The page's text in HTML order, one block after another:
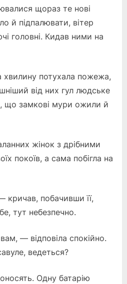
3)
щораз те нові
й підпалювати, вітер
головні. Кидав ними на
хвилину потухала пожежа,
від них гул людське
що замкові мури ожили й
жінок з дрібними
покоїв, а сама побігла на
побачивши її,
тут небезпечно.
— відповіла спокійно.
ведеться?
Одну батарію